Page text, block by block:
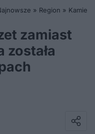
» Region » Kamień
zamiast
została